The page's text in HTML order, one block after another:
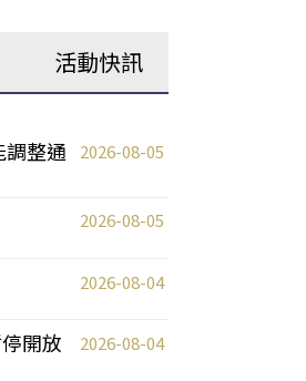
活動快訊
調整通
2026-08-05
2026-08-05
2026-08-04
開放
2026-08-04